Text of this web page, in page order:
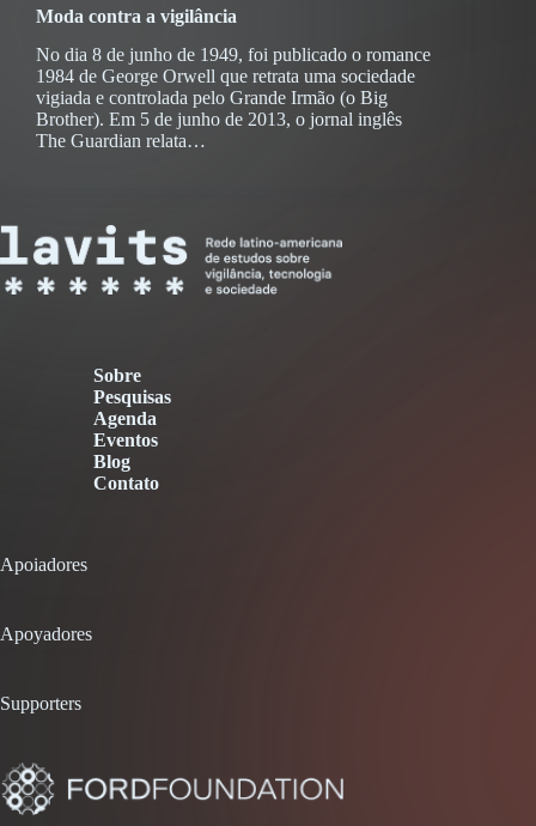
Moda contra a vigilância
No dia 8 de junho de 1949, foi publicado o romance
1984 de George Orwell que retrata uma sociedade
vigiada e controlada pelo Grande Irmão (o Big
Brother). Em 5 de junho de 2013, o jornal inglês
The Guardian relata…
Sobre
Pesquisas
Agenda
Eventos
Blog
Contato
Apoiadores
Apoyadores
Supporters